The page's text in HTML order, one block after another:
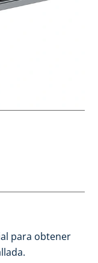
para obtener